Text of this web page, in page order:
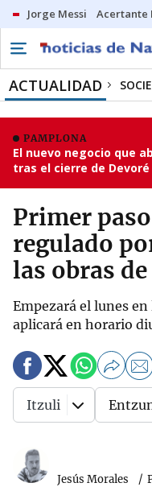
Jorge Messi Acertante
ACTUALIDAD
PAMPLONA
El nuevo negocio que
tras el cierre de Devoré
Primer
regulado
las obras
Empezará el lunes
aplicará en horario
Jesús Morales
Itzuli